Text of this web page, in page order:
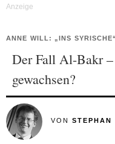
ANNE WILL: „INS SYRISCHE“
Der Fall Al-Bakr –
gewachsen?
VON STEPHAN